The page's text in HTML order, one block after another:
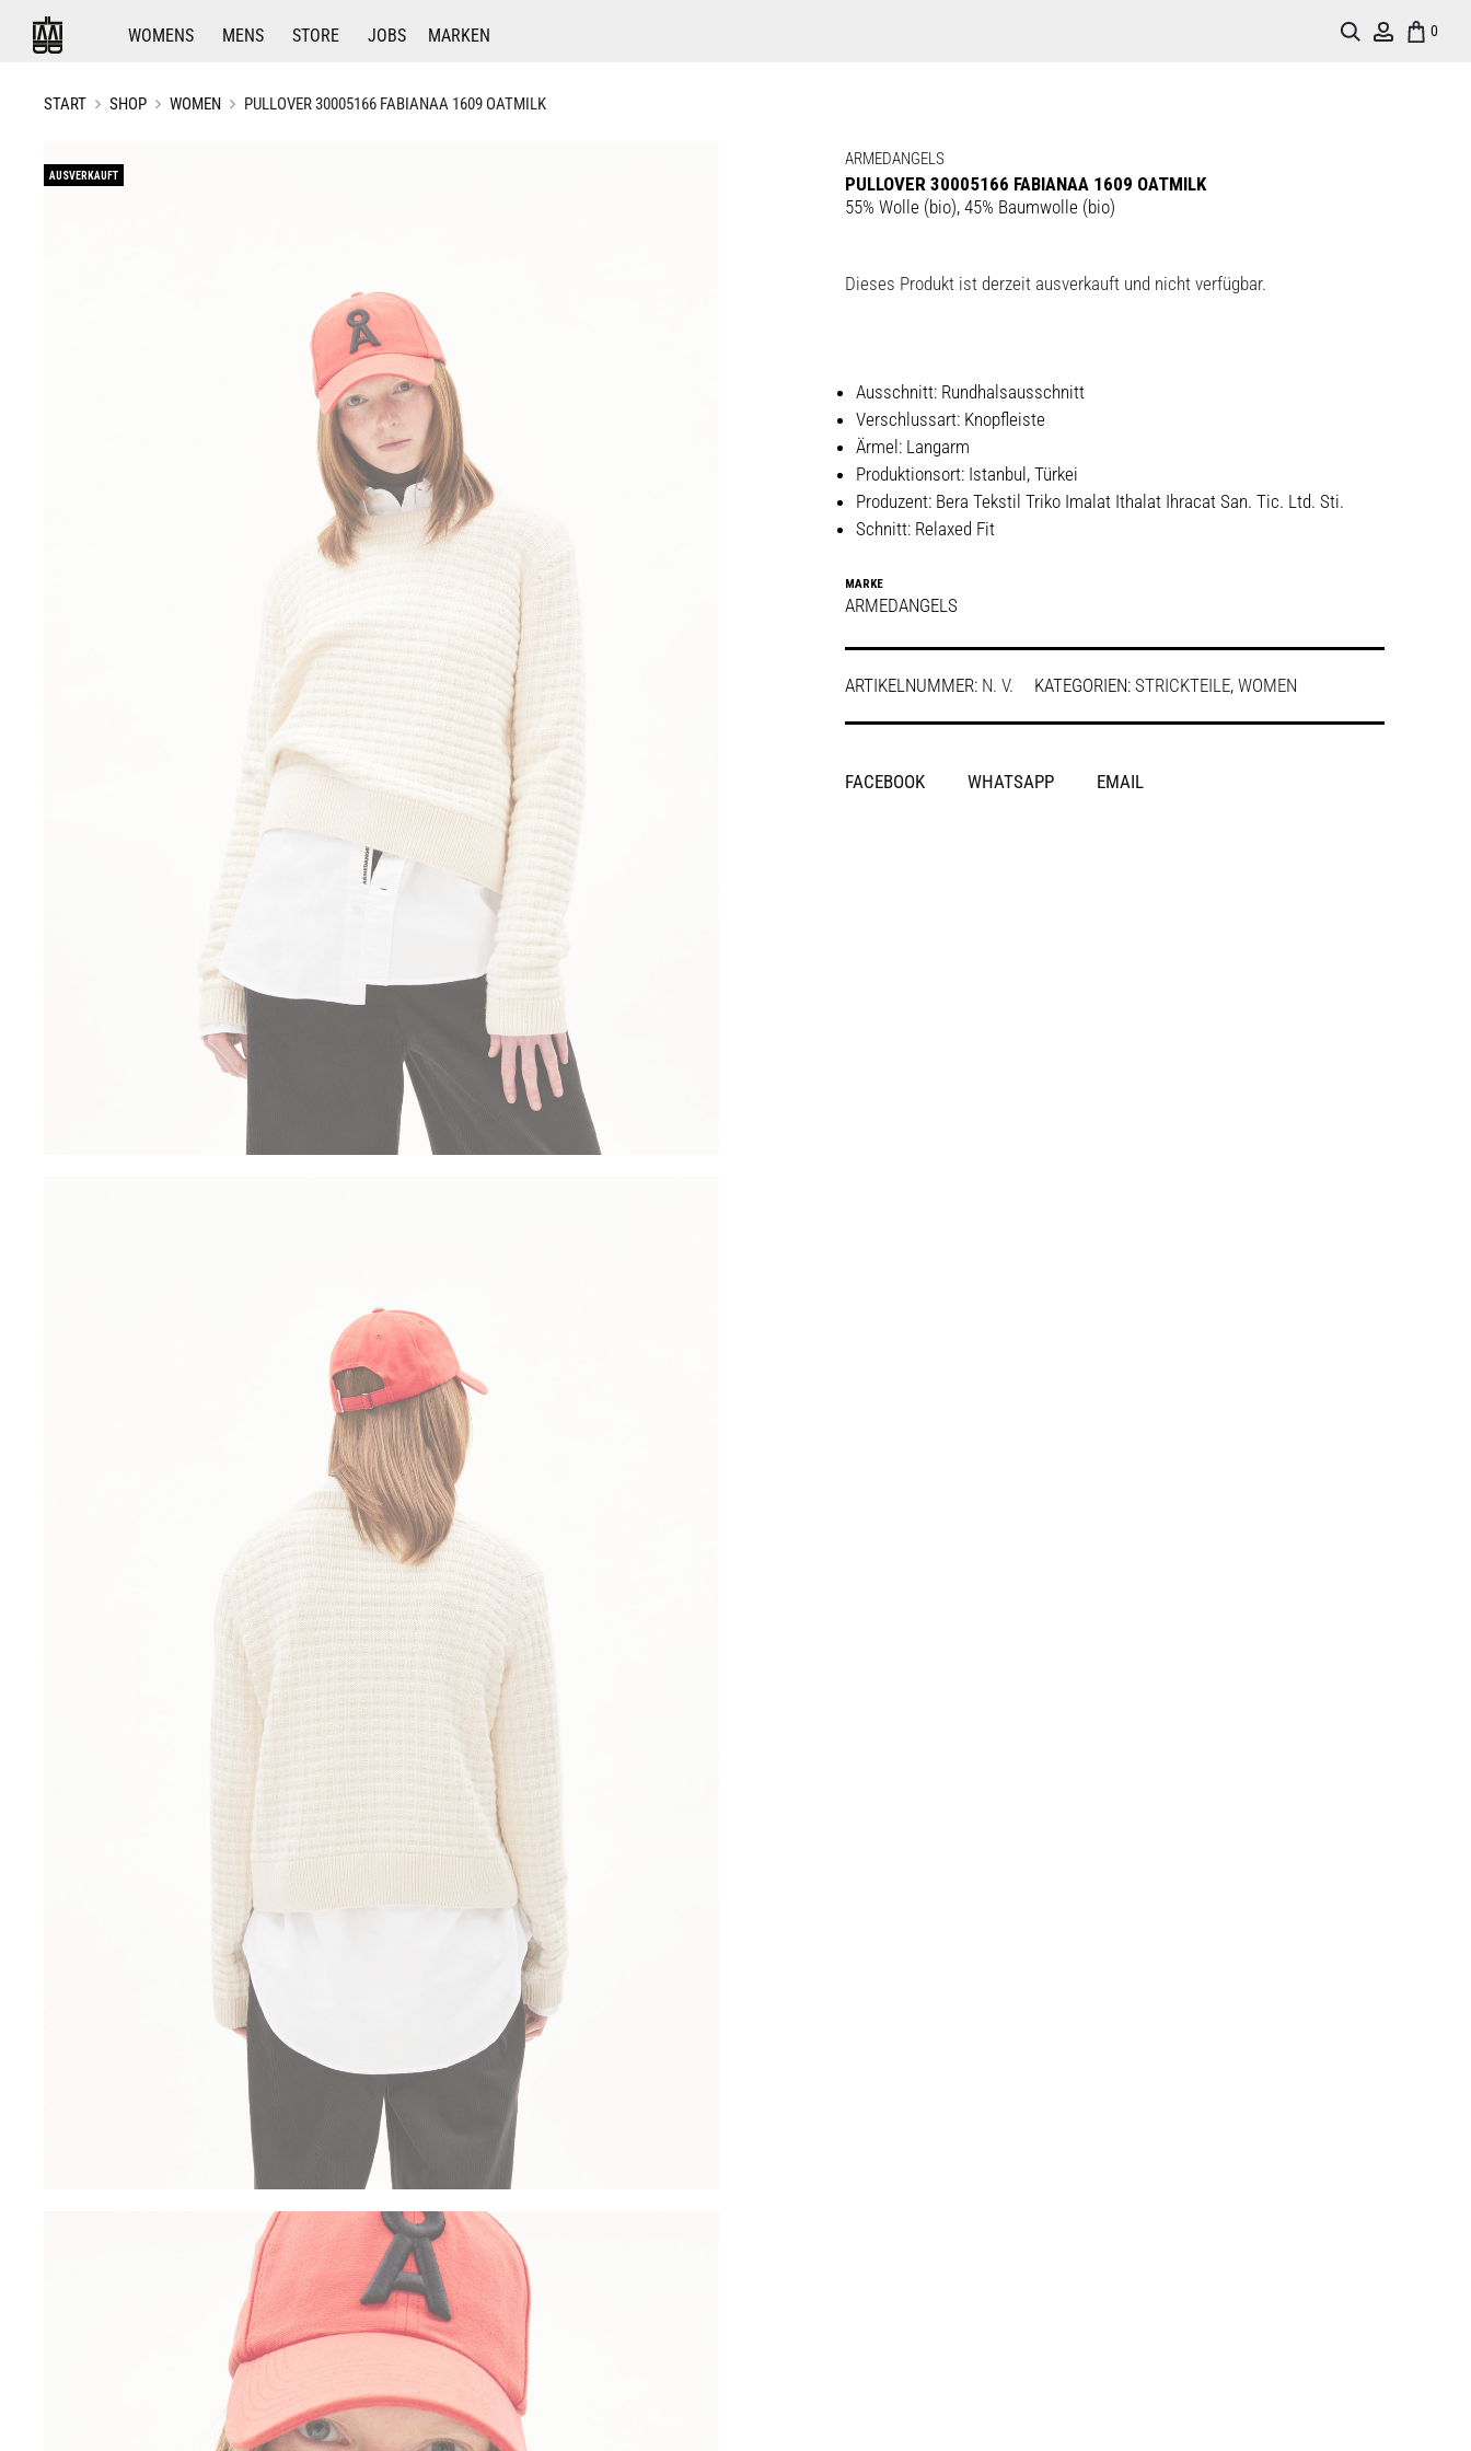
WOMENS MENS STORE JOBS MARKEN 0
Account
Search
START SHOP WOMEN PULLOVER 30005166 FABIANAA 1609 OATMILK
AUSVERKAUFT
ARMEDANGELS
PULLOVER 30005166 FABIANAA 1609 OATMILK
55% Wolle (bio), 45% Baumwolle (bio)
Dieses Produkt ist derzeit ausverkauft und nicht verfügbar.
Ausschnitt: Rundhalsausschnitt
Verschlussart: Knopfleiste
Ärmel: Langarm
Produktionsort: Istanbul, Türkei
Produzent: Bera Tekstil Triko Imalat Ithalat Ihracat San. Tic. Ltd. Sti.
Schnitt: Relaxed Fit
MARKE
ARMEDANGELS
ARTIKELNUMMER: N. V. KATEGORIEN: STRICKTEILE, WOMEN
SHARE
FACEBOOK WHATSAPP EMAIL